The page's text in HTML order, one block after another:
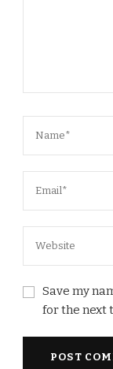
Save my
for the next